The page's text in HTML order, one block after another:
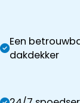
Een
dakdekker